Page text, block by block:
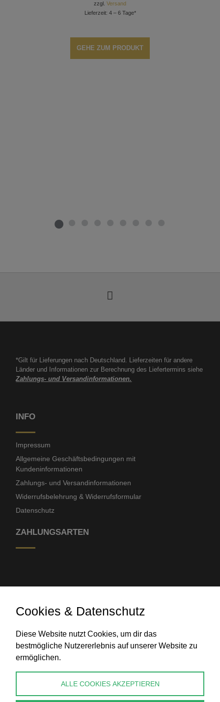
zzgl.Versand
Lieferzeit: 4 – 6 Tage*
GEHE ZUM PRODUKT
*Gilt für Lieferungen nach Deutschland. Lieferzeiten für andere
Länder und Informationen zur Berechnung des Liefertermins siehe
Zahlungs- und Versandinformationen.
INFO
Impressum
Allgemeine Geschäftsbedingungen mit
Kundeninformationen
Zahlungs- und Versandinformationen
Widerrufsbelehrung & Widerrufsformular
Datenschutz
ZAHLUNGSARTEN
Banküberweisung
KONTAKT
info@perlenpresse.de
Cookies & Datenschutz
Diese Website nutzt Cookies, um dir das
bestmögliche Nutzererlebnis auf unserer Website zu
ermöglichen.
ALLE COOKIES AKZEPTIEREN